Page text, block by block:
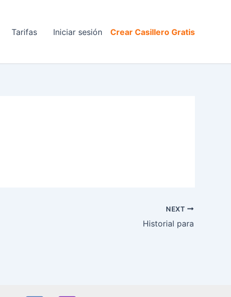
Tarifas Iniciar sesión Crear Casillero Gratis
NEXT
Historial para